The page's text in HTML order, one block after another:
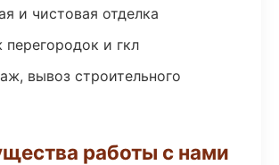
и чистовая отделка
и гкл
вывоз строительного
работы с нами